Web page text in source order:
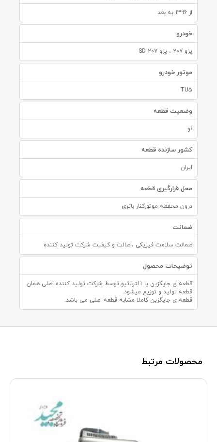
از 1396 به بعد
خودرو
پژو 207 ، پژو 207 SD
موتور خودرو
TU5
وضعیت قطعه
نو
کشور سازنده قطعه
ایران
محل قرارگیری قطعه
درون محفظه موتورکنار باتری
ضمانت
ضمانت سلامت فیزیکی ،اصالت و کیفیت شرکت تولید کننده
توضیحات محصول
قطعه ی جایگزین یا آلترناتیو توسط شرکت تولید کننده اصلی همان
قطعه تولید و توزیع میشود.
قطعه ی جایگزین کاملا مشابه قطعه اصلی می باشد.
محصولات مرتبط